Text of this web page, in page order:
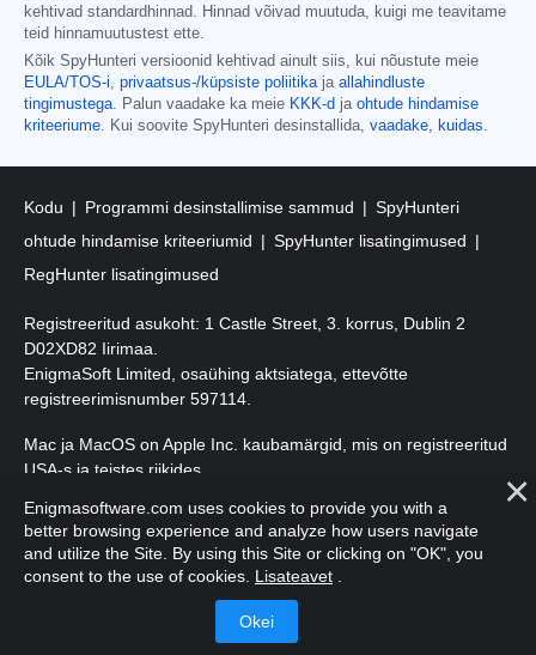
kehtivad standardhinnad. Hinnad võivad muutuda, kuigi me teavitame
teid hinnamuutustest ette.
Kõik SpyHunteri versioonid kehtivad ainult siis, kui nõustute meie
EULA/TOS-i, privaatsus-/küpsiste poliitikaja allahindluste
tingimustega. Palun vaadake ka meie KKK-d ja ohtude hindamise
kriteeriume. Kui soovite SpyHunteri desinstallida, vaadake, kuidas.
Kodu Programmi desinstallimise sammud
SpyHunteri
ohtude hindamise kriteeriumid
SpyHunter lisatingimused
RegHunter lisatingimused
Registreeritud asukoht: 1 Castle Street, 3. korrus, Dublin 2
D02XD82 Iirimaa.
EnigmaSoft Limited, osaühing aktsiatega, ettevõtte
registreerimisnumber 597114.
Mac ja MacOS on Apple Inc. kaubamärgid, mis on registreeritud
USA-s ja teistes riikides.
Autoriõigus 2016-2026. EnigmaSoft Ltd. Kõik õigused kaitstud.
Enigmasoftware.com uses cookies to provide you with a
better browsing experience and analyze how users navigate
and utilize the Site. By using this Site or clicking on "OK", you
consent to the use of cookies. Lisateavet